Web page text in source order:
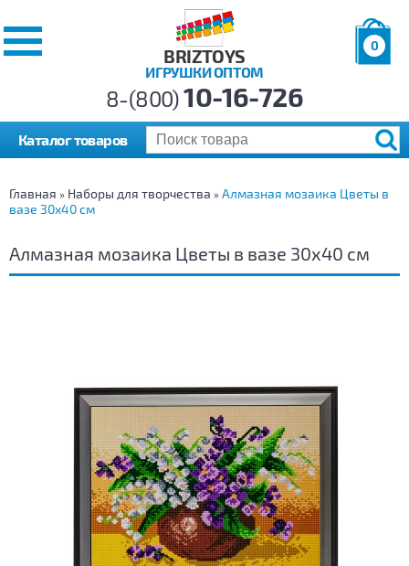
BRIZTOYS
ИГРУШКИ ОПТОМ
0
р.
8-(800)10-16-726
Каталог товаров
Главная » Наборы для творчества » Алмазная мозаика Цветы в
вазе 30х40 см
Алмазная мозаика Цветы в вазе 30х40 см